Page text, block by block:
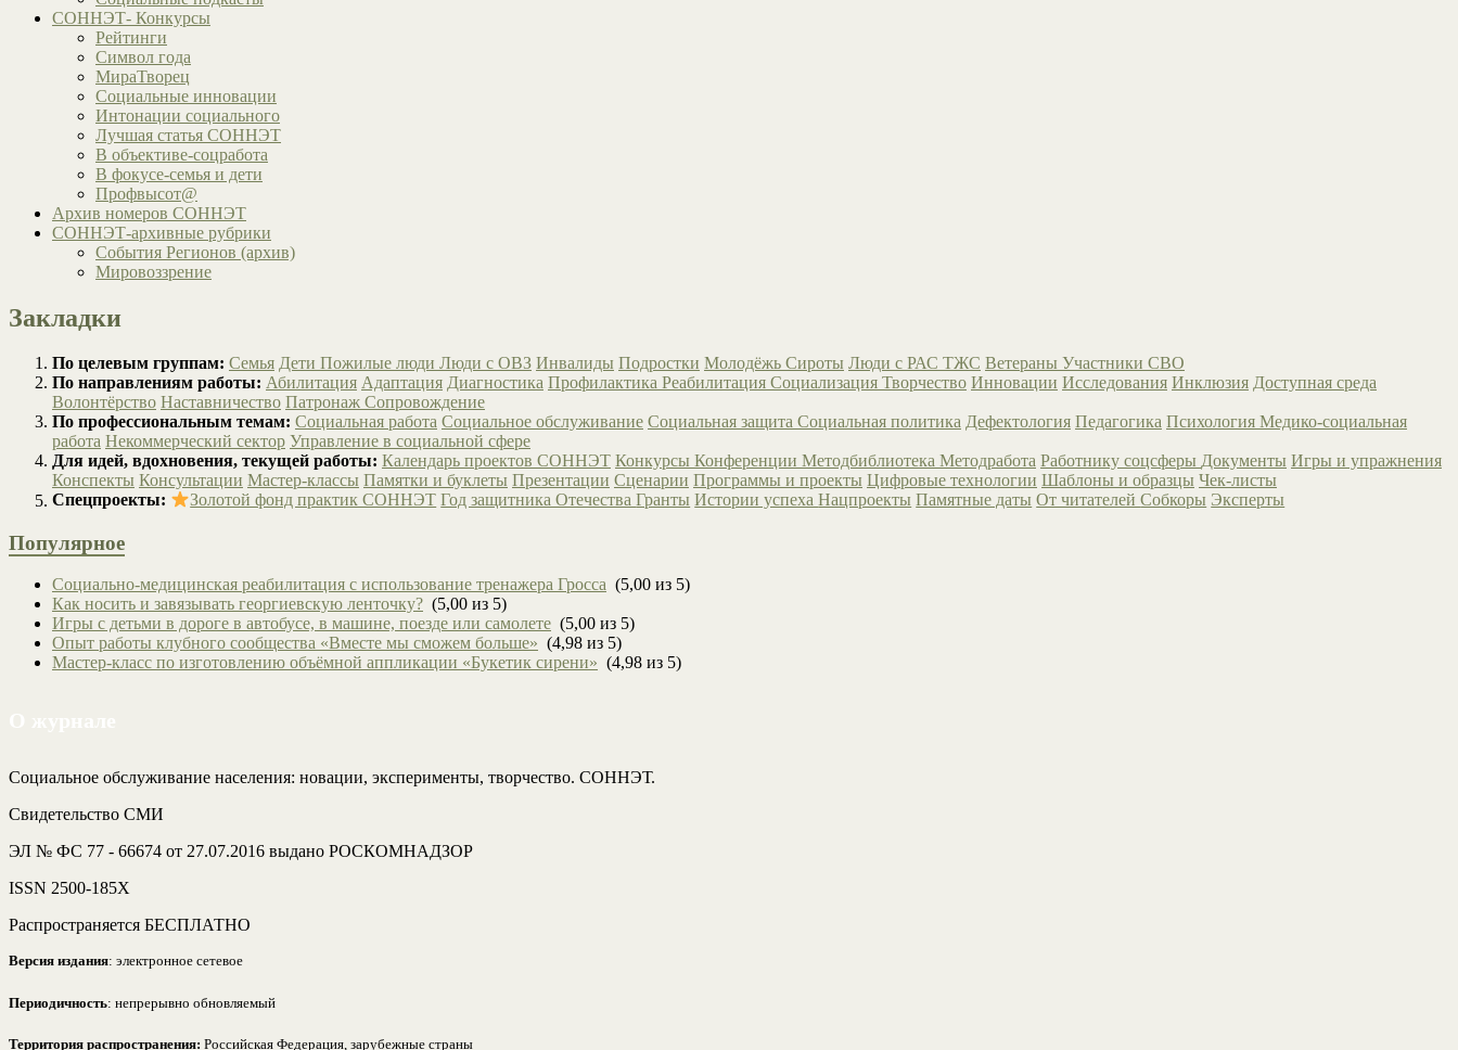
СОННЭТ- Конкурсы
Рейтинги
Символ года
МираТворец
Социальные инновации
Интонации социального
Лучшая статья СОННЭТ
В объективе-соцработа
В фокусе-семья и дети
Профвысот@
Архив номеров СОННЭТ
СОННЭТ-архивные рубрики
События Регионов (архив)
Мировоззрение
Закладки
По целевым группам: Семья Дети Пожилые люди Люди с ОВЗ Инвалиды Подростки Молодёжь Сироты Люди с РАС ТЖС Ветераны Участники СВО
По направлениям работы: Абилитация Адаптация Диагностика Профилактика Реабилитация Социализация Творчество Инновации Исследования Инклюзия Доступная среда
Волонтёрство Наставничество Патронаж Сопровождение
По профессиональным темам: Социальная работа Социальное обслуживание Социальная защита Социальная политика Дефектология Педагогика Психология Медико-социальная
работа Некоммерческий сектор Управление в социальной сфере
Для идей, вдохновения, текущей работы: Календарь проектов СОННЭТ Конкурсы Конференции Методбиблиотека Методработа Работнику соцсферы Документы Игры и упражнения
Конспекты Консультации Мастер-классы Памятки и буклеты Презентации Сценарии Программы и проекты Цифровые технологии Шаблоны и образцы Чек-листы
Спецпроекты:
Золотой фонд практик СОННЭТ Год защитника ОтечестваГранты Истории успехаНацпроекты Памятные даты От читателейСобкоры Эксперты
Популярное
Социально-медицинская реабилитация с использование тренажера Гросса (5,00 из 5)
Как носить и завязывать георгиевскую ленточку? (5,00 из 5)
Игры с детьми в дороге в автобусе, в машине, поезде или самолете (5,00 из 5)
Опыт работы клубного сообщества «Вместе мы сможем больше» (4,98 из 5)
Мастер-класс по изготовлению объёмной аппликации «Букетик сирени» (4,98 из 5)
Социальное обслуживание населения: новации, эксперименты, творчество. СОННЭТ.
Свидетельство СМИ
ЭЛ № ФС 77 - 66674 от 27.07.2016 выдано РОСКОМНАДЗОР
ISSN 2500-185Х
Распространяется БЕСПЛАТНО
Версия издания: электронное сетевое
Периодичность: непрерывно обновляемый
Территория распространения: Российская Федерация, зарубежные страны